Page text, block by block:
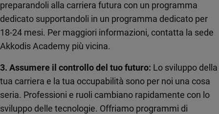
preparandoli alla carriera futura con un programma
dedicato supportandoli in un programma dedicato per
18-24 mesi. Per maggiori informazioni, contatta la sede
Akkodis Academy più vicina.
3. Assumere il controllo del tuo futuro: Lo sviluppo della
tua carriera e la tua occupabilità sono per noi una cosa
seria. Professioni e ruoli cambiano rapidamente con lo
sviluppo delle tecnologie. Offriamo programmi di